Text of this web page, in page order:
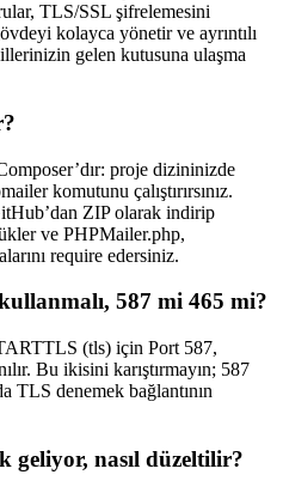
TLS/SSL şifrelemesini
kolayca yönetir ve ayrıntılı
gelen kutusuna ulaşma
proje dizininizde
komutunu çalıştırırsınız.
ZIP olarak indirip
ve PHPMailer.php,
require edersiniz.
587 mi 465 mi?
(tls) için Port 587,
Bu ikisini karıştırmayın; 587
TLS denemek bağlantının
geliyor, nasıl düzeltilir?